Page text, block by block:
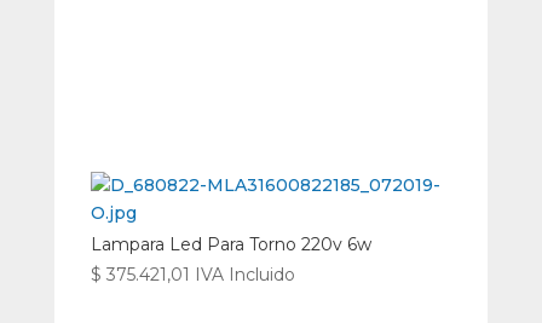
Lampara Led Para Torno 220v 6w
$ 375.421,01 IVA Incluido